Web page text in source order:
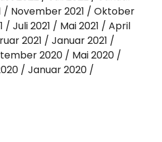
November 2021
Oktober
Juli 2021 Mai 2021
April
2021
Januar 2021
2020
Mai 2020
Januar 2020